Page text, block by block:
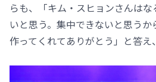
らも、「キム・スヒョンさんは
いと思う。集中できないと思う
作ってくれてありがとう」と答え